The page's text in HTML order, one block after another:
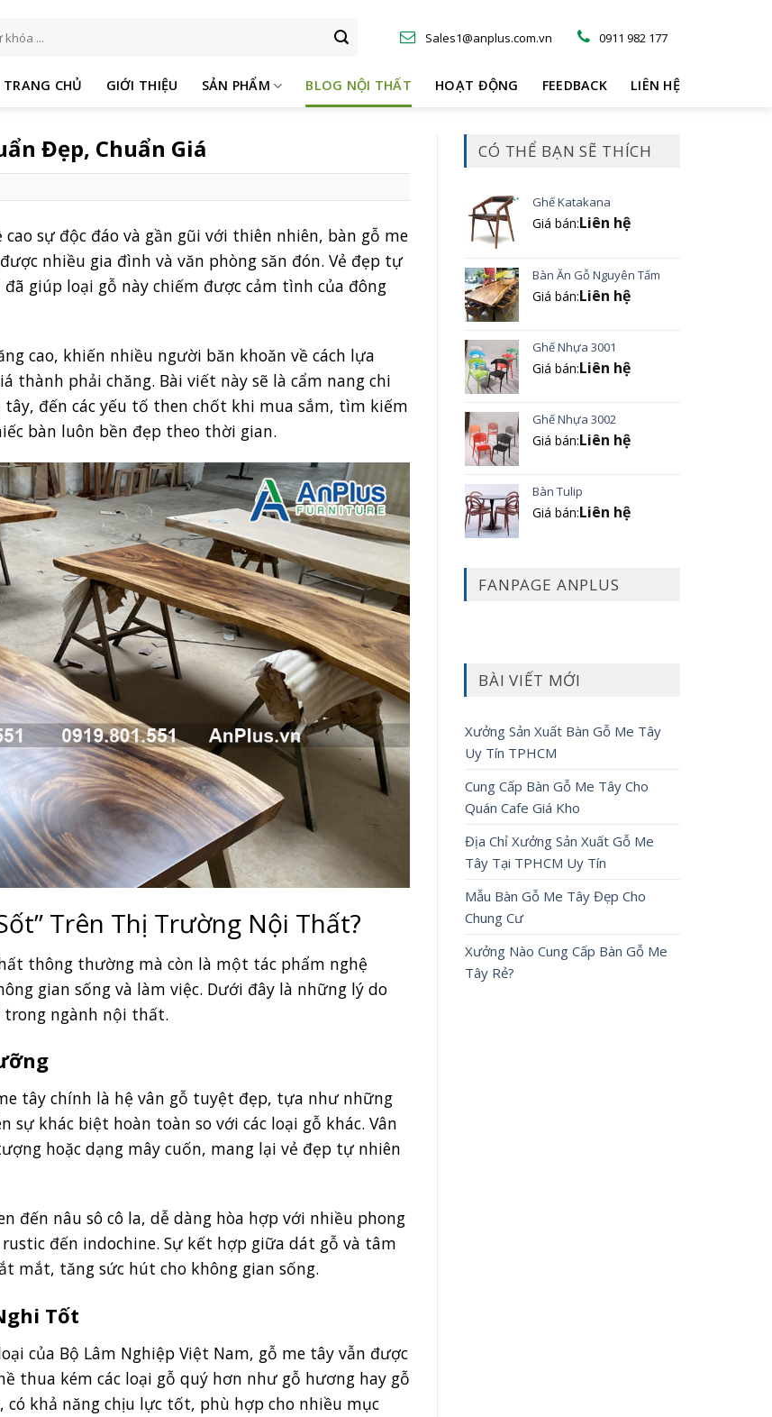
Sales1@anplus.com.vn 0911 982 177
TRANG CHỦ GIỚI THIỆU SẢN PHẨM BLOG NỘI THẤT HOẠT ĐỘNG FEEDBACK LIÊN HỆ
Đẹp, Chuẩn Giá
sự độc đáo và gần gũi với thiên nhiên, bàn gỗ me
nhiều gia đình và văn phòng săn đón. Vẻ đẹp tự
giúp loại gỗ này chiếm được cảm tình của đông
cao, khiến nhiều người băn khoăn về cách lựa
thành phải chăng. Bài viết này sẽ là cẩm nang chi
đến các yếu tố then chốt khi mua sắm, tìm kiếm
bàn luôn bền đẹp theo thời gian.
Trên Thị Trường Nội Thất?
thông thường mà còn là một tác phẩm nghệ
gian sống và làm việc. Dưới đây là những lý do
ngành nội thất.
tây chính là hệ vân gỗ tuyệt đẹp, tựa như những
khác biệt hoàn toàn so với các loại gỗ khác. Vân
hoặc dạng mây cuốn, mang lại vẻ đẹp tự nhiên
đến nâu sô cô la, dễ dàng hòa hợp với nhiều phong
đến indochine. Sự kết hợp giữa dát gỗ và tâm
mắt, tăng sức hút cho không gian sống.
Tốt
của Bộ Lâm Nghiệp Việt Nam, gỗ me tây vẫn được
thua kém các loại gỗ quý hơn như gỗ hương hay gỗ
có khả năng chịu lực tốt, phù hợp cho nhiều mục
CÓ THỂ BẠN SẼ THÍCH
Ghế Katakana
Giá bán:Liên hệ
Bàn Ăn Gỗ Nguyên Tấm
Giá bán:Liên hệ
Ghế Nhựa 3001
Giá bán:Liên hệ
Ghế Nhựa 3002
Giá bán:Liên hệ
Bàn Tulip
Giá bán:Liên hệ
FANPAGE ANPLUS
BÀI VIẾT MỚI
Xưởng Sản Xuất Bàn Gỗ Me Tây
Uy Tín TPHCM
Cung Cấp Bàn Gỗ Me Tây Cho
Quán Cafe Giá Kho
Địa Chỉ Xưởng Sản Xuất Gỗ Me
Tây Tại TPHCM Uy Tín
Mẫu Bàn Gỗ Me Tây Đẹp Cho
Chung Cư
Xưởng Nào Cung Cấp Bàn Gỗ Me
Tây Rẻ?